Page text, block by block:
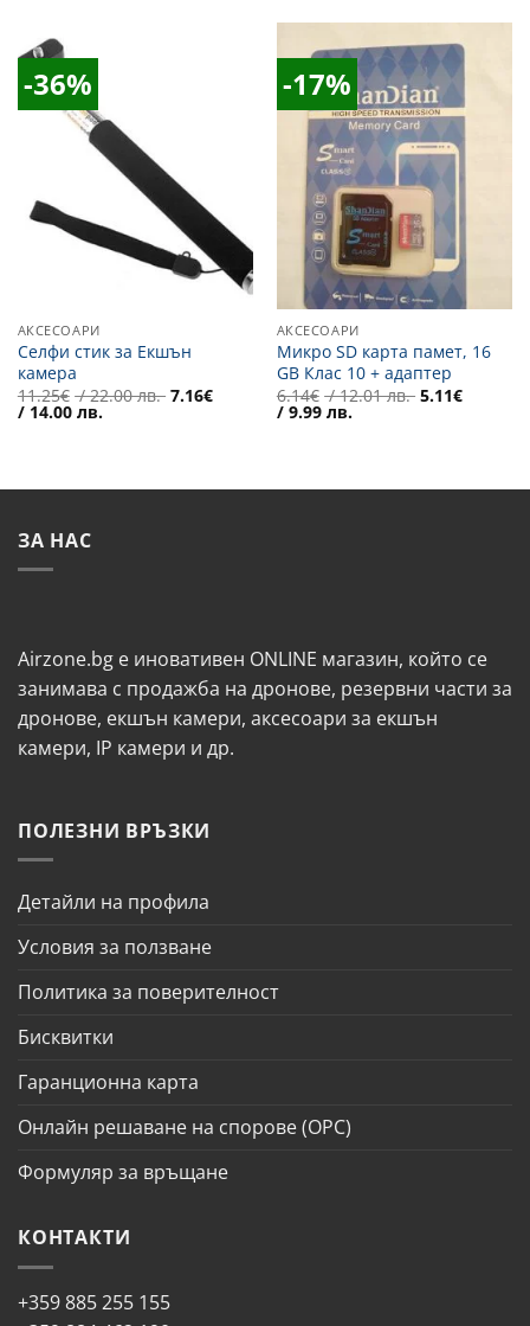
-36%
АКСЕСОАРИ
Селфи стик за Екшън
камера
11.25€ / 22.00 лв. Original
7.16€
/ 14.00 лв.Текущата
14.00 лв..
-17%
в
Желани
АКСЕСОАРИ
Микро SD карта памет, 16
GB Клас 10 + адаптер
6.14€ / 12.01 лв. Original
5.11€
/ 9.99 лв.Текущата
9.99 лв..
ЗА НАС
Airzone.bg е иновативен ONLINE магазин, който се
занимава с продажба на дронове, резервни части за
дронове, екшън камери, аксесоари за екшън
камери, IP камери и др.
ПОЛЕЗНИ ВРЪЗКИ
Детайли на профила
Условия за ползване
Политика за поверителност
Бисквитки
Гаранционна карта
Онлайн решаване на спорове (ОРС)
Формуляр за връщане
КОНТАКТИ
+359 885 255 155